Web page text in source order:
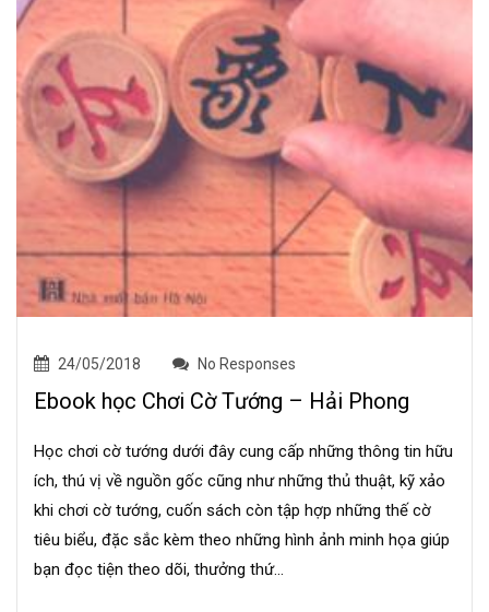
24/05/2018 No Responses
Ebook học Chơi Cờ Tướng – Hải Phong
Học chơi cờ tướng dưới đây cung cấp những thông tin hữu
ích, thú vị về nguồn gốc cũng như những thủ thuật, kỹ xảo
khi chơi cờ tướng, cuốn sách còn tập hợp những thế cờ
tiêu biểu, đặc sắc kèm theo những hình ảnh minh họa giúp
bạn đọc tiện theo dõi, thưởng thứ...